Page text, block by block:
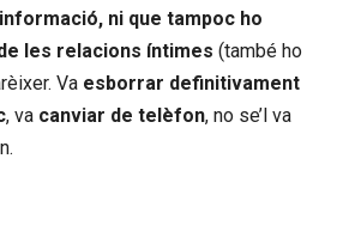
ni que tampoc ho
les relacions íntimes (també ho
Va esborrar definitivament
, va canviar de telèfon, no se’l va